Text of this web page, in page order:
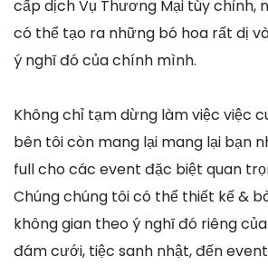
cấp dịch Vụ Thương Mại tùy chỉnh,
có thể tạo ra những bó hoa rất dị
ý nghĩ đó của chính mình.
Không chỉ tạm dừng làm việc việc
bên tôi còn mang lại mang lại bạn
full cho các event đặc biệt quan
Chúng chúng tôi có thể thiết kế &
không gian theo ý nghĩ đó riêng
đám cưới, tiệc sanh nhật, đến